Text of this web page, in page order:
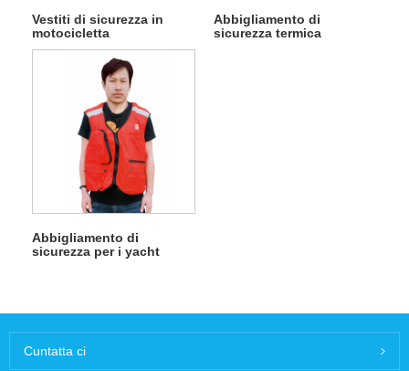
Vestiti di sicurezza in
motocicletta
Abbigliamento di
sicurezza termica
Abbigliamento di
sicurezza per i yacht
Cuntatta ci